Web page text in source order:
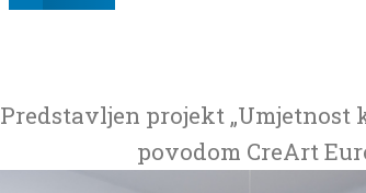
Predstavljen projekt „Umjetnost
povodom CreArt